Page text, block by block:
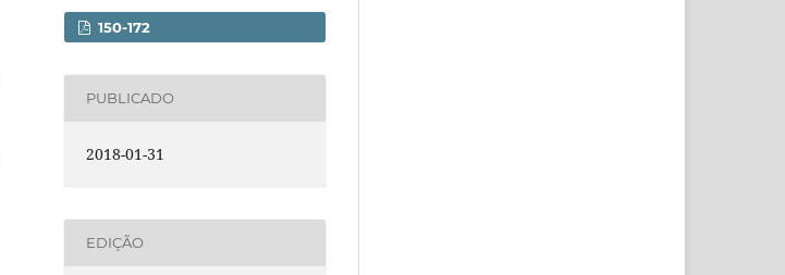
150-172
PUBLICADO
2018-01-31
EDIÇÃO